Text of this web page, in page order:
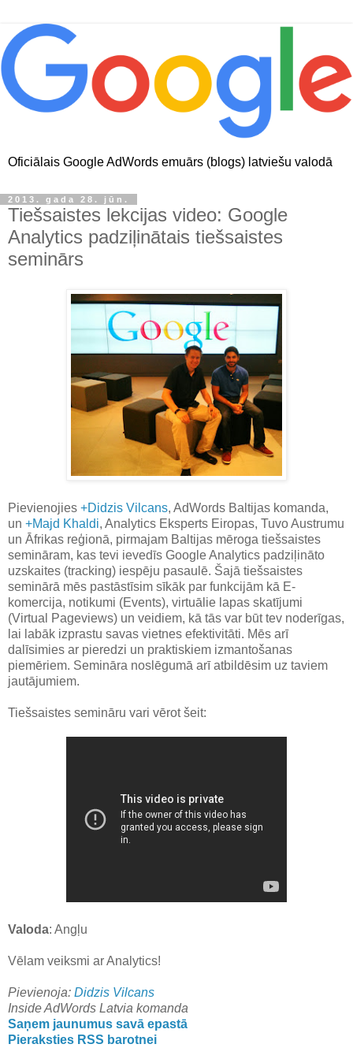
Oficiālais Google AdWords emuārs (blogs) latviešu valodā
2013. gada 28. jūn.
Tiešsaistes lekcijas video: Google
Analytics padziļinātais tiešsaistes
seminārs
Pievienojies +Didzis Vilcans, AdWords Baltijas komanda,
un +Majd Khaldi, Analytics Eksperts Eiropas, Tuvo Austrumu
un Āfrikas reģionā, pirmajam Baltijas mēroga tiešsaistes
semināram, kas tevi ievedīs Google Analytics padziļināto
uzskaites (tracking) iespēju pasaulē. Šajā tiešsaistes
seminārā mēs pastāstīsim sīkāk par funkcijām kā E-
komercija, notikumi (Events), virtuālie lapas skatījumi
(Virtual Pageviews) un veidiem, kā tās var būt tev noderīgas,
lai labāk izprastu savas vietnes efektivitāti. Mēs arī
dalīsimies ar pieredzi un praktiskiem izmantošanas
piemēriem. Semināra noslēgumā arī atbildēsim uz taviem
jautājumiem.
Tiešsaistes semināru vari vērot šeit:
Valoda: Angļu
Vēlam veiksmi ar Analytics!
Pievienoja: Didzis Vilcans
Inside AdWords Latvia komanda
Saņem jaunumus savā epastā
Pieraksties RSS barotnei